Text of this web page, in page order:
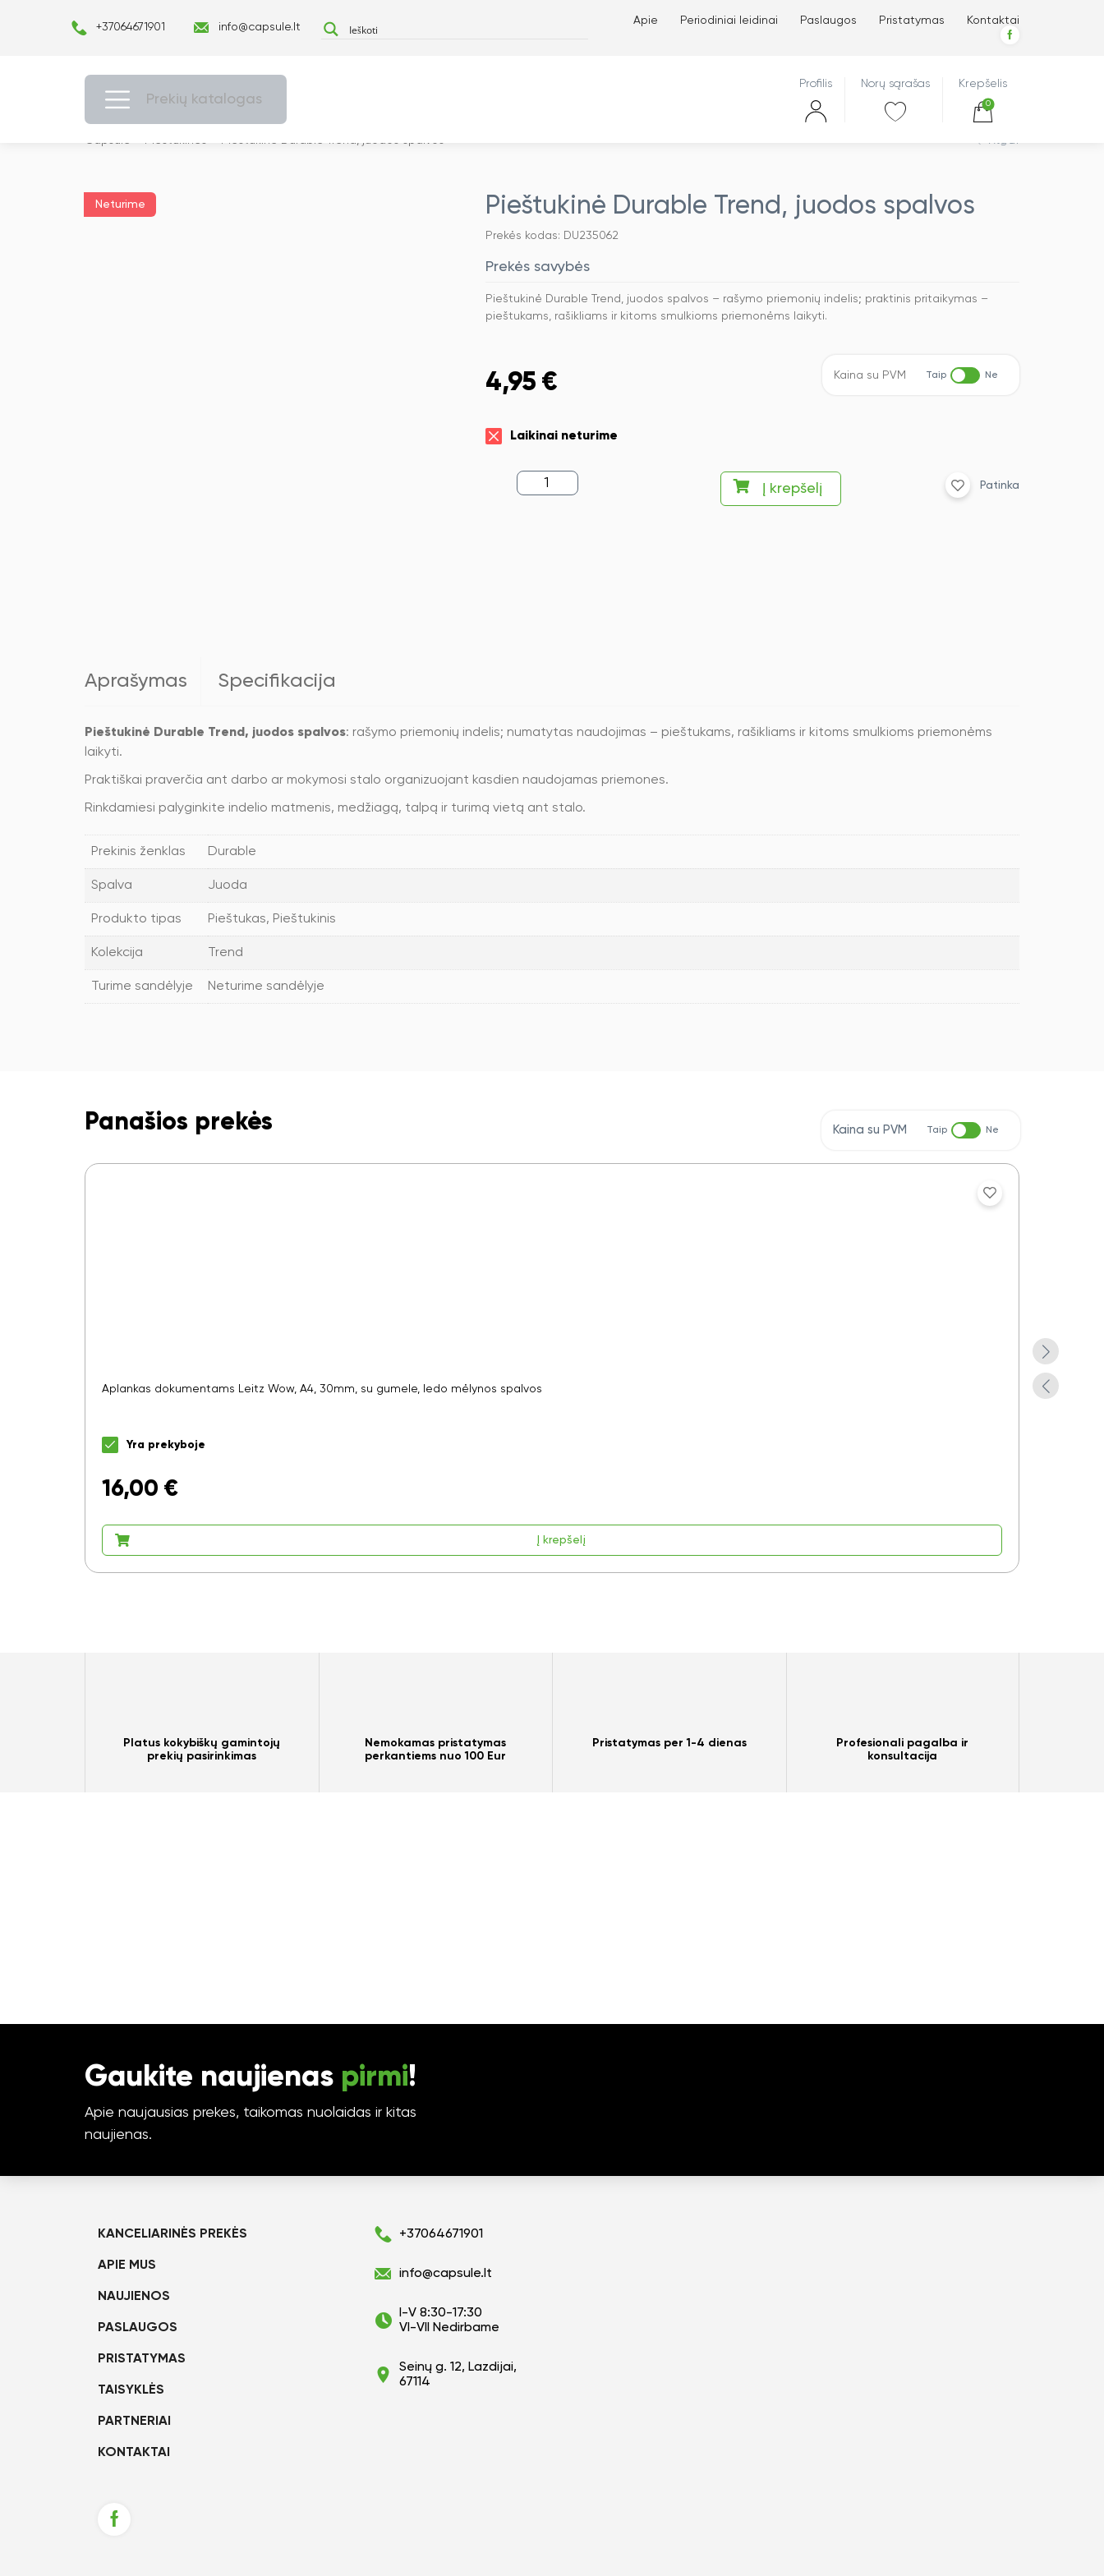
+37064671901 info@capsule.lt
Apie Periodiniai leidinai Paslaugos Pristatymas Kontaktai
Prekių katalogas
Profilis Norų sąrašas Krepšelis
0
Capsulė Pieštukinės Pieštukinė Durable Trend, juodos spalvos Atgal
Neturime Pieštukinė Durable Trend, juodos spalvos
Prekės kodas: DU235062
Prekės savybės
Pieštukinė Durable Trend, juodos spalvos – rašymo priemonių indelis; praktinis pritaikymas –
pieštukams, rašikliams ir kitoms smulkioms priemonėms laikyti.
4,95 € Kaina su PVM Taip Ne
Laikinai neturime
produkto
kiekis:
Į krepšelį Patinka
Aprašymas Specifikacija
Pieštukinė Durable Trend, juodos spalvos: rašymo priemonių indelis; numatytas naudojimas – pieštukams, rašikliams ir kitoms smulkioms priemonėms
laikyti.
Praktiškai praverčia ant darbo ar mokymosi stalo organizuojant kasdien naudojamas priemones.
Rinkdamiesi palyginkite indelio matmenis, medžiagą, talpą ir turimą vietą ant stalo.
Prekinis ženklas Durable
Spalva Juoda
Produkto tipas Pieštukas, Pieštukinis
Kolekcija Trend
Turime sandėlyje Neturime sandėlyje
Panašios prekės Kaina su PVM Taip Ne
Aplankas dokumentams Leitz Wow, A4, 30mm, su gumele, ledo mėlynos spalvos
Yra prekyboje
16,00 €
Į krepšelį
Aplankas
Platus kokybiškų gamintojų
prekių pasirinkimas
Nemokamas pristatymas
perkantiems nuo 100 Eur
Pristatymas per 1-4 dienas
Profesionali pagalba ir
konsultacija
Gaukite naujienas pirmi!
Apie naujausias prekes, taikomas nuolaidas ir kitas
naujienas.
KANCELIARINĖS PREKĖS
APIE MUS
NAUJIENOS
PASLAUGOS
PRISTATYMAS
TAISYKLĖS
PARTNERIAI
KONTAKTAI
+37064671901
info@capsule.lt
I-V 8:30-17:30
VI-VII Nedirbame
Seinų g. 12, Lazdijai,
67114